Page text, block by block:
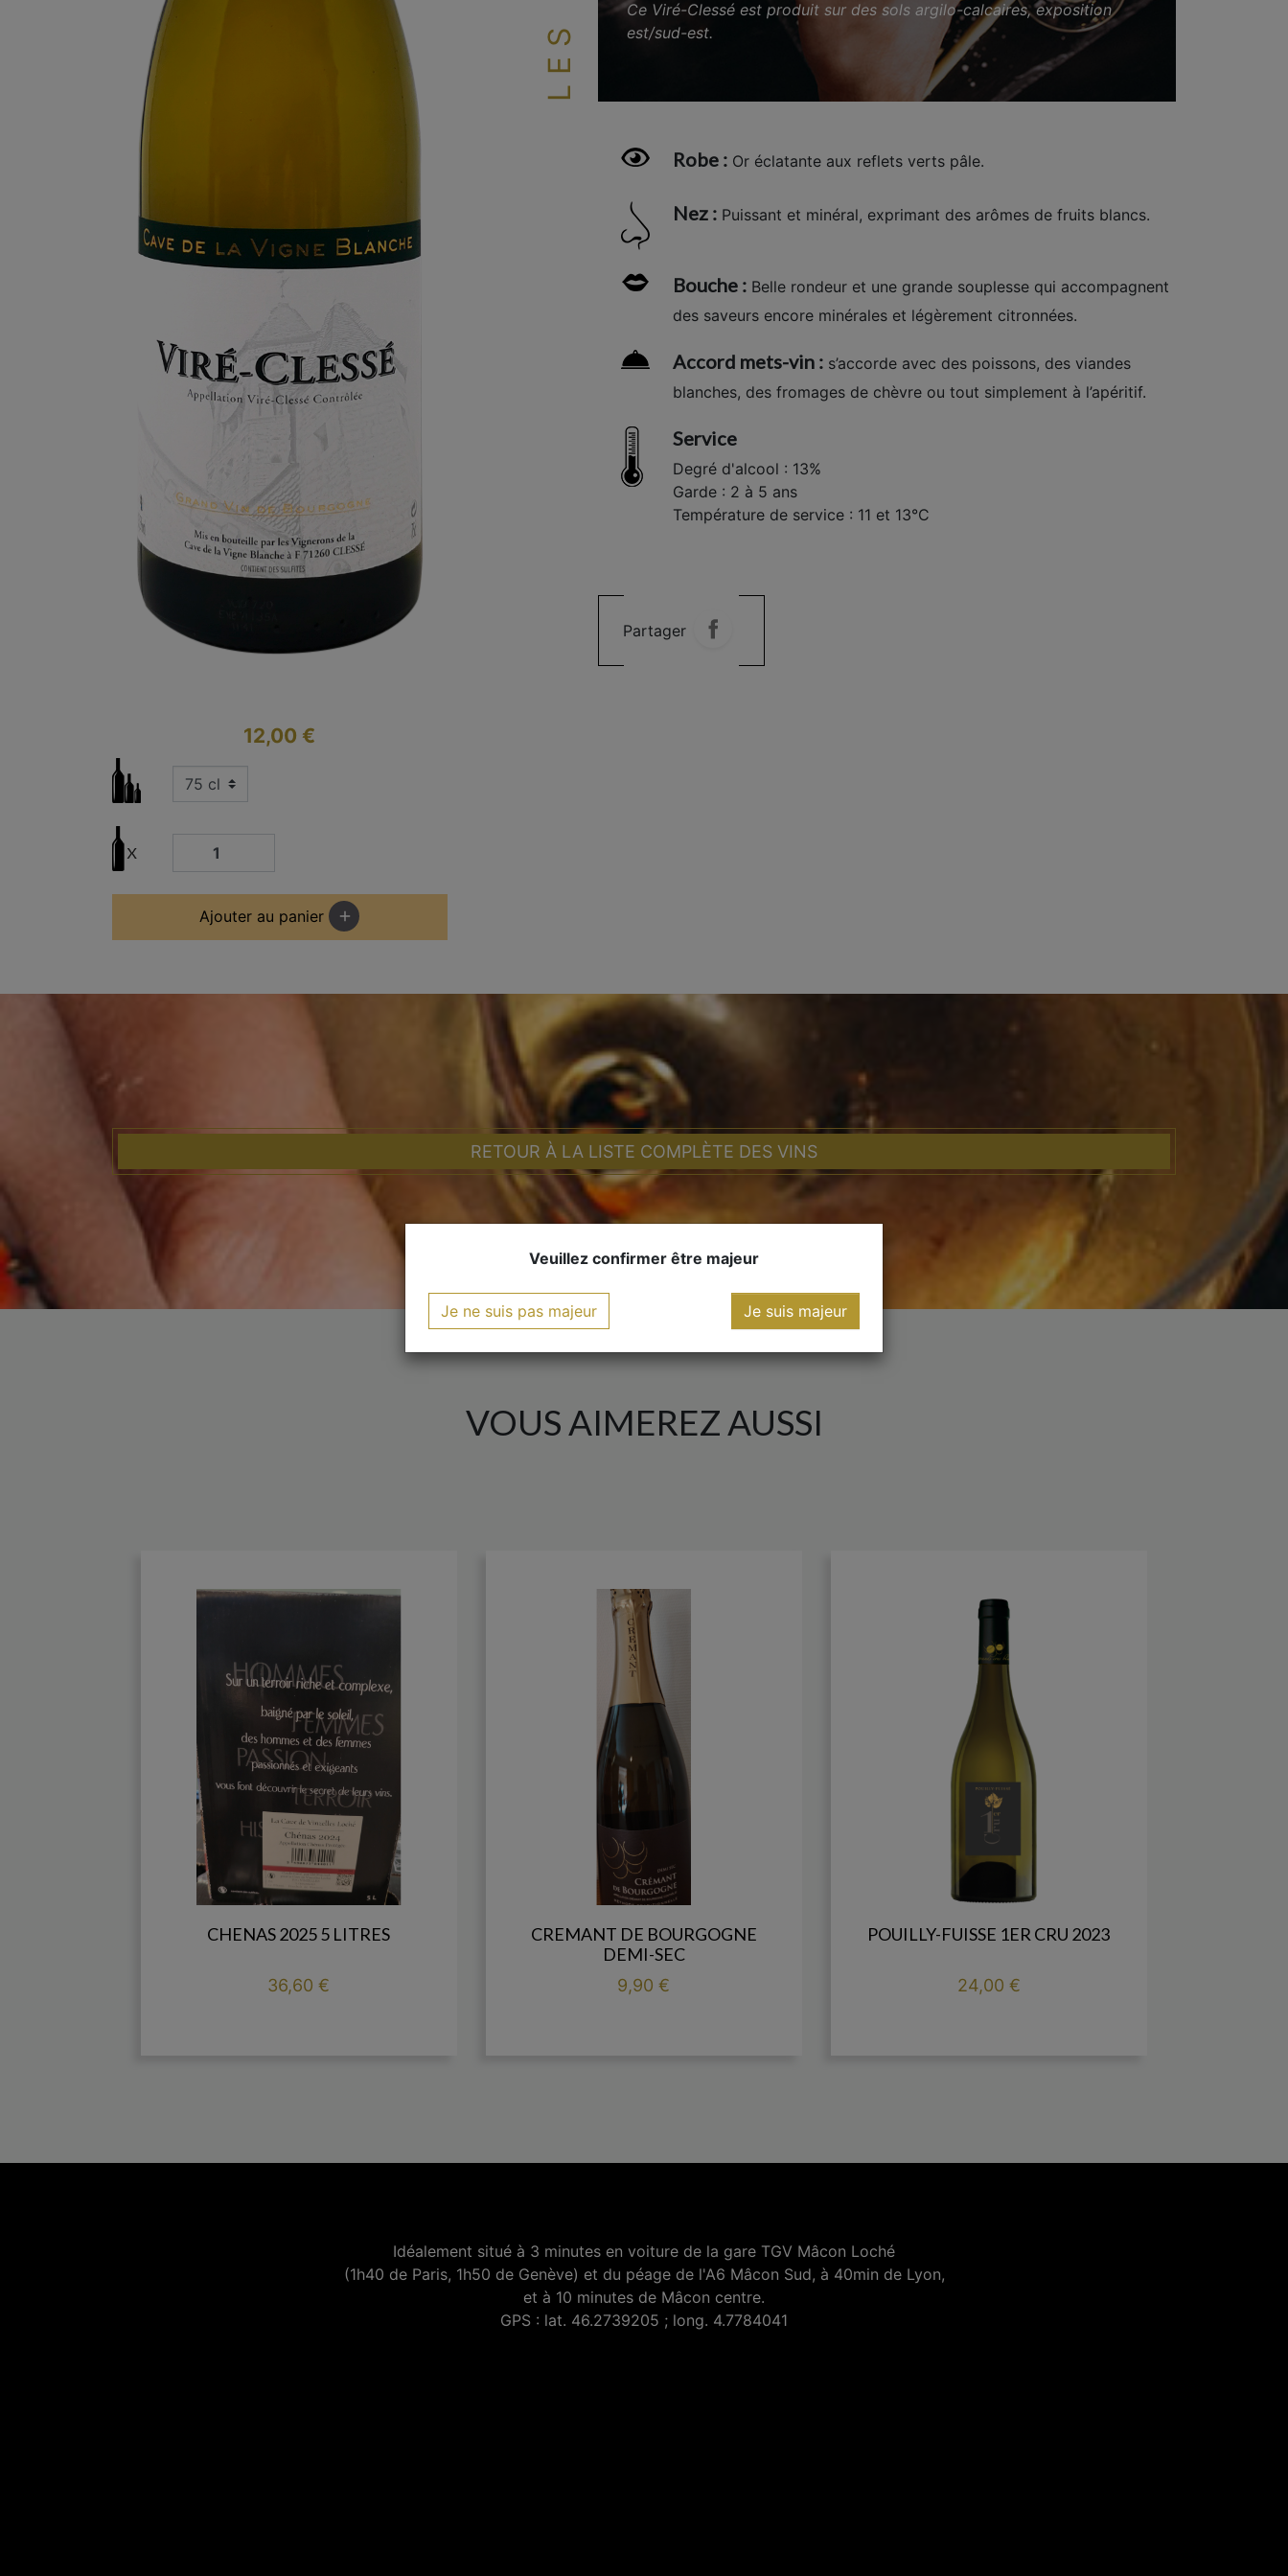
12,00 €
Ajouter au panier add
Ce Viré-Clessé est produit sur des sols argilo-calcaires, exposition
est/sud-est.
Robe :Or éclatante aux reflets verts pâle.
Nez :Puissant et minéral, exprimant des arômes de fruits blancs.
Bouche :Belle rondeur et une grande souplesse qui accompagnent
des saveurs encore minérales et légèrement citronnées.
Accord mets-vin :s’accorde avec des poissons, des viandes
blanches, des fromages de chèvre ou tout simplement à l’apéritif.
Service
Degré d'alcool : 13%
Garde : 2 à 5 ans
Température de service : 11 et 13°C
Partager
RETOUR À LA LISTE COMPLÈTE DES VINS
VOUS AIMEREZ AUSSI
CHENAS 2025 5 LITRES
Prix
36,60 €
CREMANT DE BOURGOGNE
DEMI-SEC
Prix
9,90 €
POUILLY-FUISSE 1ER CRU 2023
Prix
24,00 €
Idéalement situé à 3 minutes en voiture de la gare TGV Mâcon Loché
(1h40 de Paris, 1h50 de Genève) et du péage de l'A6 Mâcon Sud, à 40min de Lyon,
et à 10 minutes de Mâcon centre.
GPS : lat. 46.2739205 ; long. 4.7784041
Veuillez confirmer être majeur
Je ne suis pas majeur Je suis majeur